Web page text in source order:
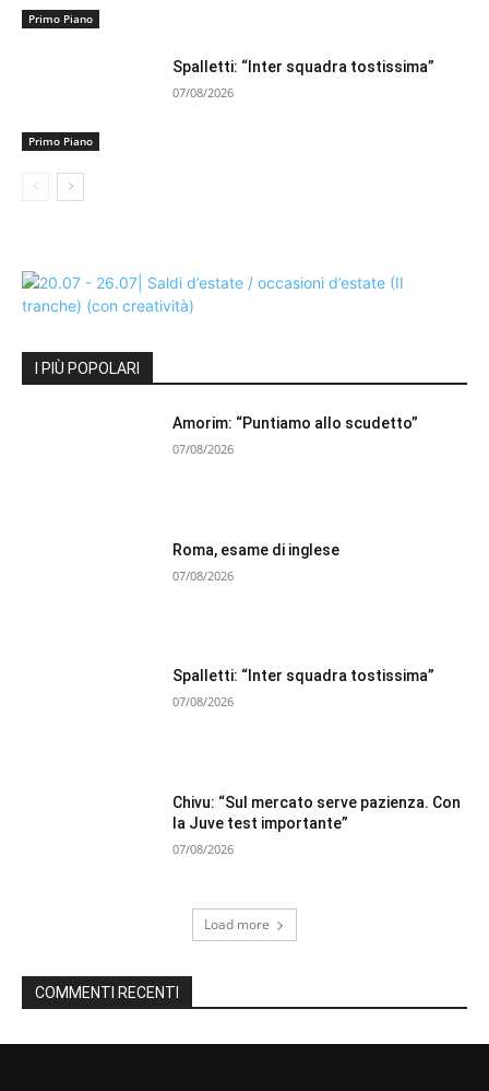
Primo Piano
Primo Piano
Spalletti: “Inter squadra tostissima”
07/08/2026
I PIÙ POPOLARI
Amorim: “Puntiamo allo scudetto”
07/08/2026
Roma, esame di inglese
07/08/2026
Spalletti: “Inter squadra tostissima”
07/08/2026
Chivu: “Sul mercato serve pazienza. Con
la Juve test importante”
07/08/2026
Load more
COMMENTI RECENTI